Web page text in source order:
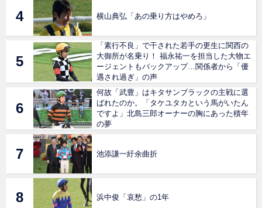
横山典弘「あの乗り方はやめろ」
「素行不良」で干された若手の更生に関西の
大御所が名乗り！ 福永祐一を担当した大物エ
ージェントもバックアップ…関係者から「優
遇され過ぎ」の声
何故「武豊」はキタサンブラックの主戦に選
ばれたのか。「タケユタカという馬がいたん
ですよ」北島三郎オーナーの胸にあった積年
の夢
池添謙一紆余曲折
浜中俊「哀愁」の1年